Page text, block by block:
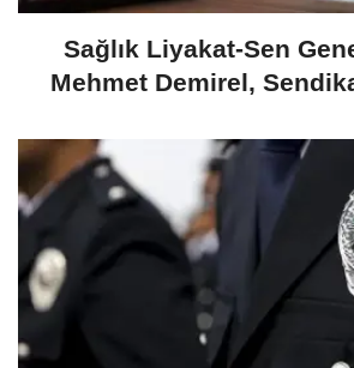
​Sağlık Liyakat-Sen
Mehmet Demirel,